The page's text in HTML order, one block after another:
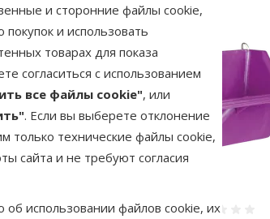
и сторонние файлы cookie,
и использовать
товарах для показа
согласиться с использованием
все файлы cookie", или
. Если вы выберете отклонение
только технические файлы cookie,
сайта и не требуют согласия
использовании файлов cookie, их
0
3